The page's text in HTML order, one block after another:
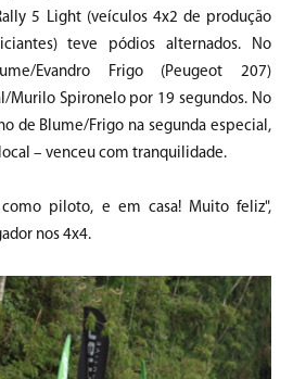
5 Light (veículos 4x2 de produção
teve pódios alternados. No
Evandro Frigo (Peugeot 207)
Murilo Spironelo por 19 segundos. No
de Blume/Frigo na segunda especial,
– venceu com tranquilidade.
piloto, e em casa! Muito feliz",
nos 4x4.